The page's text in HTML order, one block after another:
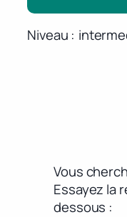
Niveau
Vous
Essayez la
dessous :